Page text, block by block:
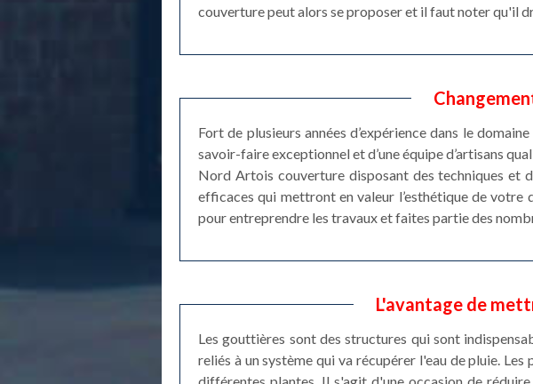
couverture peut alors se proposer et il faut noter qu'il
Fort de plusieurs années d’expérience dans le
savoir-faire exceptionnel et d’une équipe d’artisans
Nord Artois couverture disposant des techniques et
efficaces qui mettront en valeur l’esthétique de votre
pour entreprendre les travaux et faites partie des
L'avantage de
Les gouttières sont des structures qui sont
reliés à un système qui va récupérer l'eau de pluie.